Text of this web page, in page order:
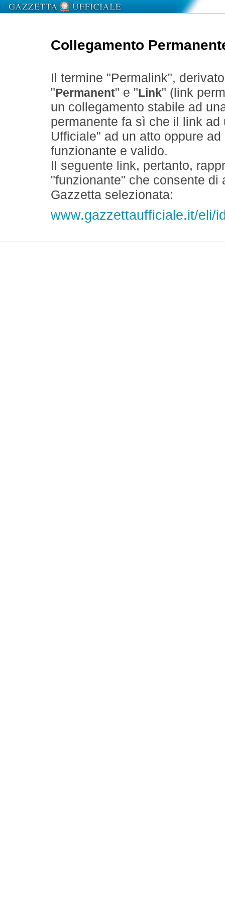
Collegamento
Il termine "Permalink",
" Permanent" e " Link" (link
un collegamento stabile ad
permanente fa sì che il link
Ufficiale" ad un atto oppure
funzionante e valido.
Il seguente link, pertanto,
"funzionante" che consente
Gazzetta selezionata:
www.gazzettaufficiale.it/eli/